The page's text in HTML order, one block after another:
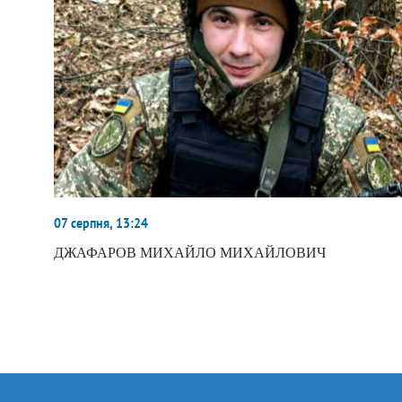
07 серпня, 13:24
ДЖАФАРОВ МИХАЙЛО МИХАЙЛОВИЧ